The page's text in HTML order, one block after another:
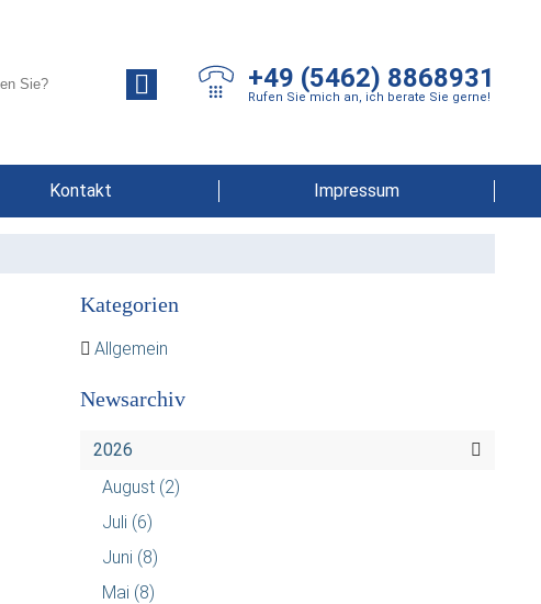
+49 (5462) 8868931
Rufen Sie mich an, ich berate Sie gerne!
Kontakt Impressum
Kategorien
Allgemein
Newsarchiv
2026
August (2)
Juli (6)
Juni (8)
Mai (8)